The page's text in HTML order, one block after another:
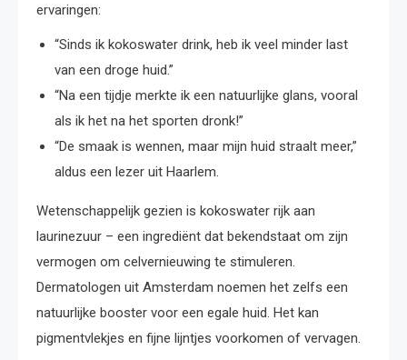
ervaringen:
“Sinds ik kokoswater drink, heb ik veel minder last
van een droge huid.”
“Na een tijdje merkte ik een natuurlijke glans, vooral
als ik het na het sporten dronk!”
“De smaak is wennen, maar mijn huid straalt meer,”
aldus een lezer uit Haarlem.
Wetenschappelijk gezien is kokoswater rijk aan
laurinezuur – een ingrediënt dat bekendstaat om zijn
vermogen om celvernieuwing te stimuleren.
Dermatologen uit Amsterdam noemen het zelfs een
natuurlijke booster voor een egale huid. Het kan
pigmentvlekjes en fijne lijntjes voorkomen of vervagen.